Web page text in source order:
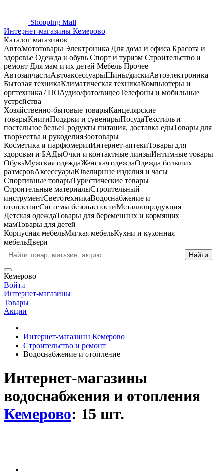
Shopping Mall
Интернет-магазины Кемерово
Каталог магазинов
Авто/мототовары Электроника Для дома и офиса Красота и
здоровье Одежда и обувь Спорт и туризм Строительство и
ремонт Для мам и их детей Мебель Прочее
АвтозапчастиАвтоаксессуарыШины/дискиАвтоэлектроника
Бытовая техникаКлиматическая техникаКомпьютеры и
оргтехника / ПОАудио/фото/видеоТелефоны и мобильные
устройства
Хозяйственно-бытовые товарыКанцелярские
товарыКнигиПодарки и сувенирыПосудаТекстиль и
постельное бельеПродукты питания, доставка едыТовары для
творчества и рукоделияЗоотовары
Косметика и парфюмерияИнтернет-аптекиТовары для
здоровья и БАДыОчки и контактные линзыИнтимные товары
ОбувьМужская одеждаЖенская одеждаОдежда больших
размеровАксессуарыЮвелирные изделия и часы
Спортивные товарыТуристические товары
Строительные материалыСтроительный
инструментСветотехникаВодоснабжение и
отоплениеСистемы безопасностиМеталлопродукция
Детская одеждаТовары для беременных и кормящих
мамТовары для детей
Корпусная мебельМягкая мебельКухни и кухонная
мебельДвери
Кемерово
Войти
Интернет-магазины
Товары
Акции
Интернет-магазины Кемерово
Строительство и ремонт
Водоснабжение и отопление
Интернет-магазины
водоснабжения и отопления
Кемерово: 15 шт.